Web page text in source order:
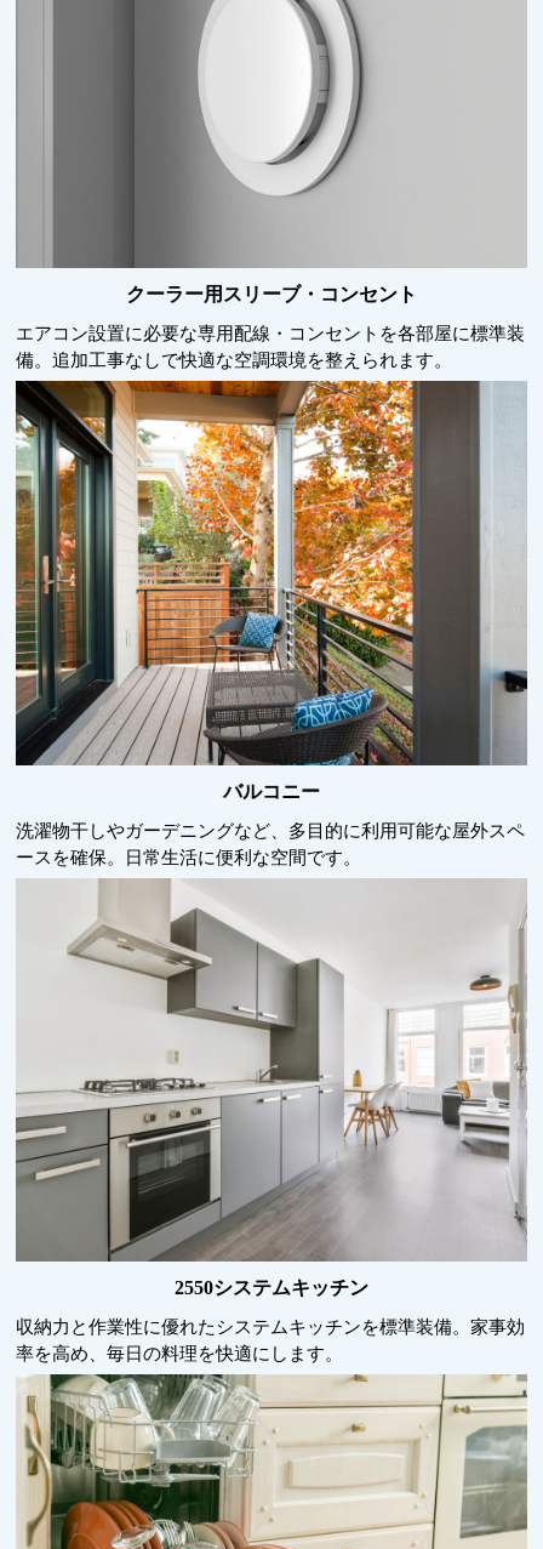
クーラー用スリーブ・コンセント
エアコン設置に必要な専用配線・コンセントを各部屋に標準装
備。追加工事なしで快適な空調環境を整えられます。
バルコニー
洗濯物干しやガーデニングなど、多目的に利用可能な屋外スペ
ースを確保。日常生活に便利な空間です。
2550システムキッチン
収納力と作業性に優れたシステムキッチンを標準装備。家事効
率を高め、毎日の料理を快適にします。